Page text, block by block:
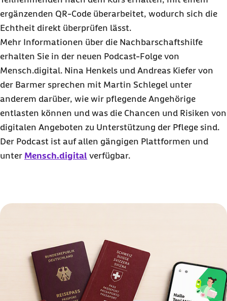
ergänzenden QR-Code überarbeitet, wodurch sich die
Echtheit direkt überprüfen lässt.
Mehr Informationen über die Nachbarschaftshilfe
erhalten Sie in der neuen Podcast-Folge von
Mensch.digital. Nina Henkels und Andreas Kiefer von
der Barmer sprechen mit Martin Schlegel unter
anderem darüber, wie wir pflegende Angehörige
entlasten können und was die Chancen und Risiken von
digitalen Angeboten zu Unterstützung der Pflege sind.
Der Podcast ist auf allen gängigen Plattformen und
unter Mensch.digital verfügbar.